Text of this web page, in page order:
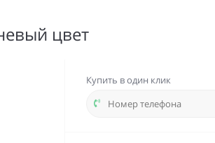
цвет
Купить в один клик